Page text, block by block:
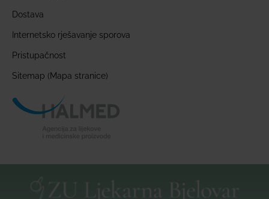
Dostava
Internetsko rješavanje sporova
Pristupačnost
Sitemap (Mapa stranice)